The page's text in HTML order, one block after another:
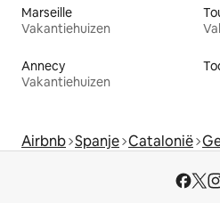
Marseille
Vakantiehuizen
Annecy
Vakantiehuizen
Airbnb Spanje Catalonië